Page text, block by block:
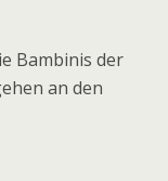
Bambinis der
an den